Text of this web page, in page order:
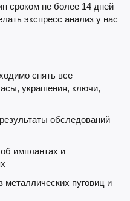
сроком не более 14 дней
экспресс анализ у нас
снять все
украшения, ключи,
обследований
имплантах и
пуговиц и